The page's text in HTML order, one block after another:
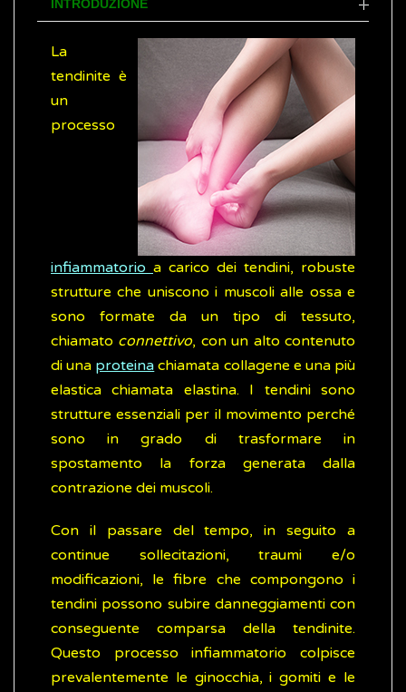
INTRODUZIONE
La
tendinite è
un
processo
infiammatorio a carico dei tendini, robuste
strutture che uniscono i muscoli alle ossa e
sono formate da un tipo di tessuto,
chiamato connettivo, con un alto contenuto
di una proteina chiamata collagene e una più
elastica chiamata elastina. I tendini sono
strutture essenziali per il movimento perché
sono in grado di trasformare in
spostamento la forza generata dalla
contrazione dei muscoli.
Con il passare del tempo, in seguito a
continue sollecitazioni, traumi e/o
modificazioni, le fibre che compongono i
tendini possono subire danneggiamenti con
conseguente comparsa della tendinite.
Questo processo infiammatorio colpisce
prevalentemente le ginocchia, i gomiti e le